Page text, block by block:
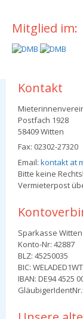
Mitglied im:
Kontakt
Postfach 1928
58409 Witten
Fax: 02302-27320
Email: kontakt at
Bitte keine
Vermieterpost
Sparkasse Witten
Konto-Nr: 42887
BLZ: 45250035
BIC:
IBAN: DE94 4525